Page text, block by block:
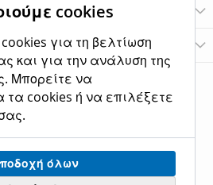
προσθέσετε στο καλάθι ή
cookies
για τη βελτίωση
και για την ανάλυση της
Μπορείτε να
τα cookies ή να επιλέξετε
όλων